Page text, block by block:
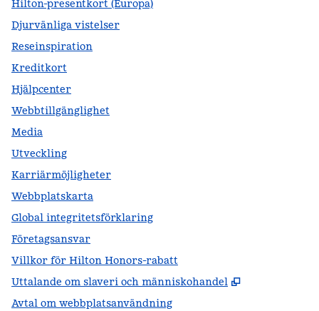
Hilton-presentkort (Europa)
Djurvänliga vistelser
Reseinspiration
Kreditkort
Hjälpcenter
Webbtillgänglighet
Media
Utveckling
Karriärmöjligheter
Webbplatskarta
Global integritetsförklaring
Företagsansvar
Villkor för Hilton Honors-rabatt
Uttalande om slaveri och människohandel
,
Avtal om webbplatsanvändning